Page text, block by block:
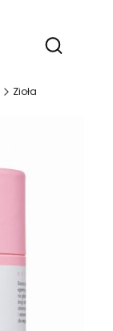
Otwórz
Zioła